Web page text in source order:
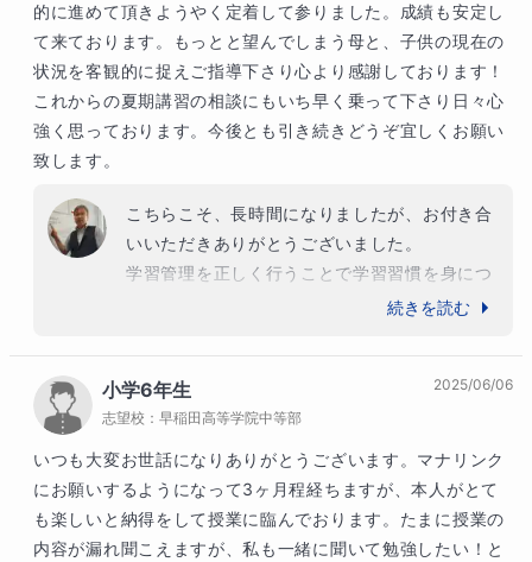
的に進めて頂きようやく定着して参りました。成績も安定し
て来ております。もっとと望んでしまう母と、子供の現在の
状況を客観的に捉えご指導下さり心より感謝しております！
これからの夏期講習の相談にもいち早く乗って下さり日々心
強く思っております。今後とも引き続きどうぞ宜しくお願い
致します。
こちらこそ、長時間になりましたが、お付き合
いいただきありがとうございました。
学習管理を正しく行うことで学習習慣を身につ
けることが成績向上、安定の近道です。
に導けるように引き続き指導いたします。
続きを読む
小学6年生
志望校： 早稲田高等学院中等部
2025/06/06
いつも大変お世話になりありがとうございます。マナリンク
にお願いするようになって3ヶ月程経ちますが、本人がとて
も楽しいと納得をして授業に臨んでおります。たまに授業の
内容が漏れ聞こえますが、私も一緒に聞いて勉強したい！と